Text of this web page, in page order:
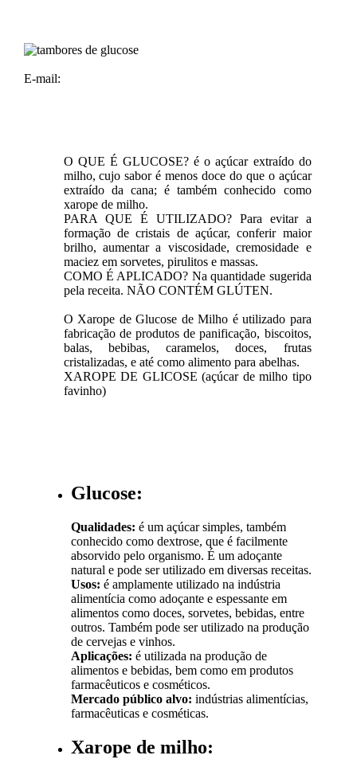
E-mail:
O QUE É GLUCOSE? é o açúcar extraído do
milho, cujo sabor é menos doce do que o açúcar
extraído da cana; é também conhecido como
xarope de milho.
PARA QUE É UTILIZADO? Para evitar a
formação de cristais de açúcar, conferir maior
brilho, aumentar a viscosidade, cremosidade e
maciez em sorvetes, pirulitos e massas.
COMO É APLICADO? Na quantidade sugerida
pela receita. NÃO CONTÉM GLÚTEN.
O Xarope de Glucose de Milho é utilizado para
fabricação de produtos de panificação, biscoitos,
balas, bebibas, caramelos, doces, frutas
cristalizadas, e até como alimento para abelhas.
XAROPE DE GLICOSE (açúcar de milho tipo
favinho)
Glucose:
Qualidades: é um açúcar simples, também
conhecido como dextrose, que é facilmente
absorvido pelo organismo. É um adoçante
natural e pode ser utilizado em diversas receitas.
Usos: é amplamente utilizado na indústria
alimentícia como adoçante e espessante em
alimentos como doces, sorvetes, bebidas, entre
outros. Também pode ser utilizado na produção
de cervejas e vinhos.
Aplicações: é utilizada na produção de
alimentos e bebidas, bem como em produtos
farmacêuticos e cosméticos.
Mercado público alvo: indústrias alimentícias,
farmacêuticas e cosméticas.
Xarope de milho: